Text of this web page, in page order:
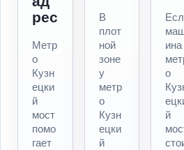
рес
Метр
о
Кузн
ецки
й
мост
помо
гает
В
плот
ной
зоне
у
метр
о
Кузн
ецки
й
о
й